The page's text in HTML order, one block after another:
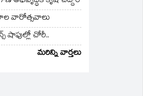
వారోత్సవాలు
షాపుల్లో చోరీ..
మరిన్ని వార్తలు